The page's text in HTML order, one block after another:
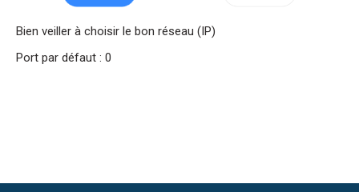
Bien veiller à choisir le bon réseau (IP)
Port par défaut : 0